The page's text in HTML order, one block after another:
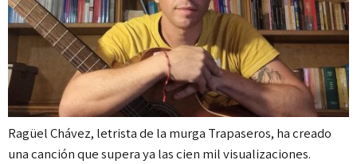
Ragüel Chávez, letrista de la murga Trapaseros, ha creado
una canción que supera ya las cien mil visualizaciones.